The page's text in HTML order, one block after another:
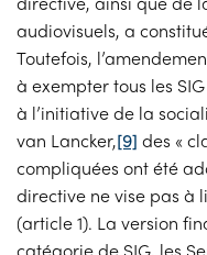
audiovisuels, a
Toutefois,
à exempter tous les
à l’initiative de la
van Lancker,[9] des «
compliquées ont été
directive ne vise pas à
(article 1). La version